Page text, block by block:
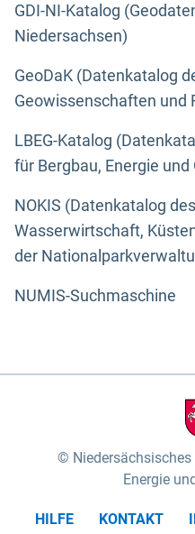
GDI-NI-Katalog
Niedersachsen)
GeoDaK (Datenkatalog
Geowissenschaften und
LBEG-Katalog
für Bergbau, Energie und
NOKIS (Datenkatalog
Wasserwirtschaft,
der
NUMIS-Suchmaschine
Energie
HILFE KONTAKT